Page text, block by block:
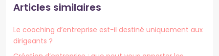
Articles similaires
Le coaching d’entreprise est-il destiné uniquement aux
dirigeants ?